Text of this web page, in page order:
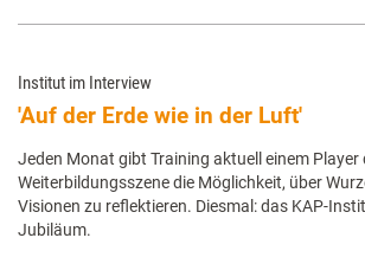
Institut im Interview
'Auf der Erde wie in der Luft'
Jeden Monat gibt Training aktuell einem Player
Weiterbildungsszene die Möglichkeit, über
Visionen zu reflektieren. Diesmal: das KAP-
Jubiläum.